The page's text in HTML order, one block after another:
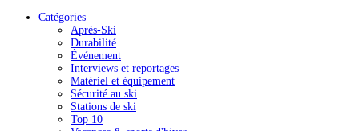
Catégories
Après-Ski
Durabilité
Événement
Interviews et reportages
Matériel et équipement
Sécurité au ski
Stations de ski
Top 10